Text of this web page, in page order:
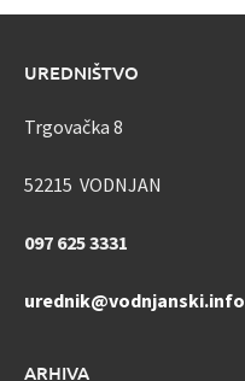
UREDNIŠTVO
Trgovačka 8
52215 VODNJAN
097 625 3331
urednik@vodnjanski.info
ARHIVA